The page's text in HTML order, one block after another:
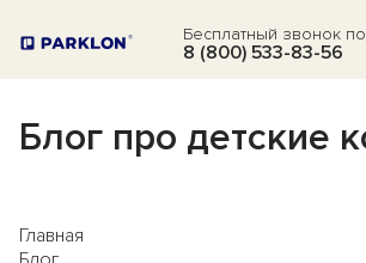
8 (800) 533-83-56
Бесплатный звонок
КАТАЛОГ
Блог про детские
Главная